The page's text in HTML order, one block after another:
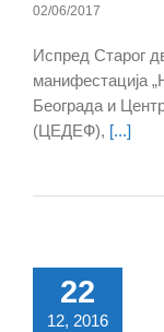
02/06/2017
Испред Старог
манифестација
Београда и
(ЦЕДЕФ), [...]
22
12, 2016